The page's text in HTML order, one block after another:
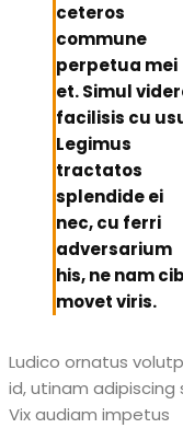
ceteros
commune
perpetua mei
et. Simul
facilisis cu
Legimus
tractatos
splendide ei
nec, cu ferri
adversarium
his, ne nam
movet viris.
Ludico ornatus
id, utinam adipiscing
Vix audiam impetus